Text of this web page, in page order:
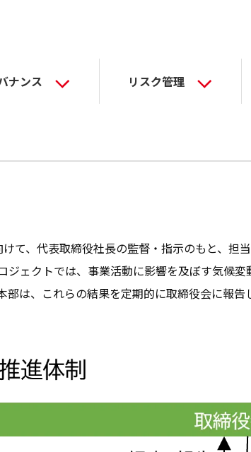
ナンス リスク管理
て、代表取締役社長の監督・指示のもと、
ジェクトでは、事業活動に影響を及ぼす気候
部は、これらの結果を定期的に取締役会に報